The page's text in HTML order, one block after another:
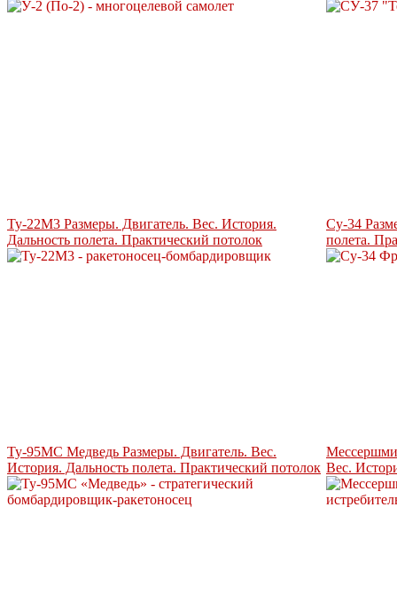
Ту-22М3 Размеры. Двигатель. Вес. История.
Дальность полета. Практический потолок
Су-34
полета.
Ту-95МС Медведь Размеры. Двигатель. Вес.
История. Дальность полета. Практический потолок Вес.